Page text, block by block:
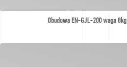
Obudowa EN-GJL-200 waga 8kg